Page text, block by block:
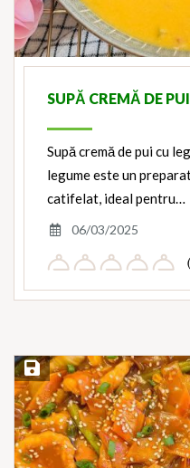
SUPĂ CREMĂ DE
Supă cremă de pui cu
legume este un
catifelat, ideal pentru…
06/03/2025
Save Recipe